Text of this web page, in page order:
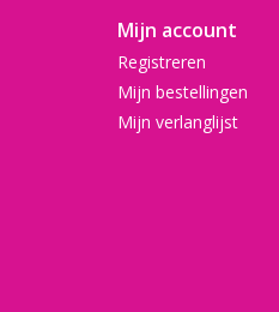
Mijn account
Registreren
Mijn bestellingen
Mijn verlanglijst